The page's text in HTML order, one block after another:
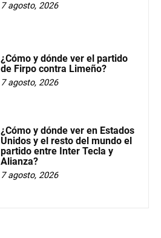
7 agosto, 2026
¿Cómo y dónde ver el partido
de Firpo contra Limeño?
7 agosto, 2026
¿Cómo y dónde ver en Estados
Unidos y el resto del mundo el
partido entre Inter Tecla y
Alianza?
7 agosto, 2026